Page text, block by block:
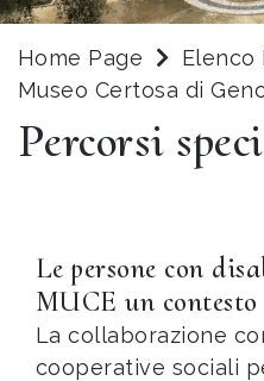
Home Page Elenco
Museo Certosa di
Percorsi
Le persone con
MUCE un contesto
La collaborazione
cooperative sociali